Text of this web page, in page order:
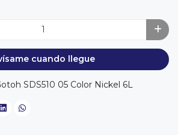
cuando llegue
SDS510 05 Color Nickel 6L